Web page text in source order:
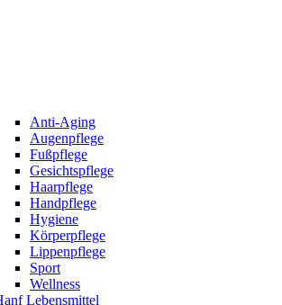
Anti-Aging
Augenpflege
Fußpflege
Gesichtspflege
Haarpflege
Handpflege
Hygiene
Körperpflege
Lippenpflege
Sport
Wellness
Lebensmittel